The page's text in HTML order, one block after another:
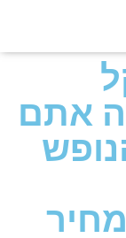
שקל
אתם